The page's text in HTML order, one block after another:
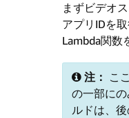
まずビデオ
アプリIDを
Lambda関数
注： こ
の一部に
ルドは、